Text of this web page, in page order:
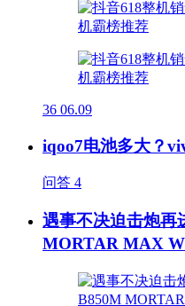
36 06.09
iqoo7电池多大？
问答 4
遇事不决迫击炮再
MORTAR MAX